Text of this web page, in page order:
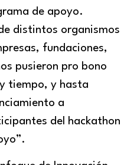
de apoyo.
distintos organismos
fundaciones,
pusieron pro bono
tiempo, y hasta
a
del hackathon